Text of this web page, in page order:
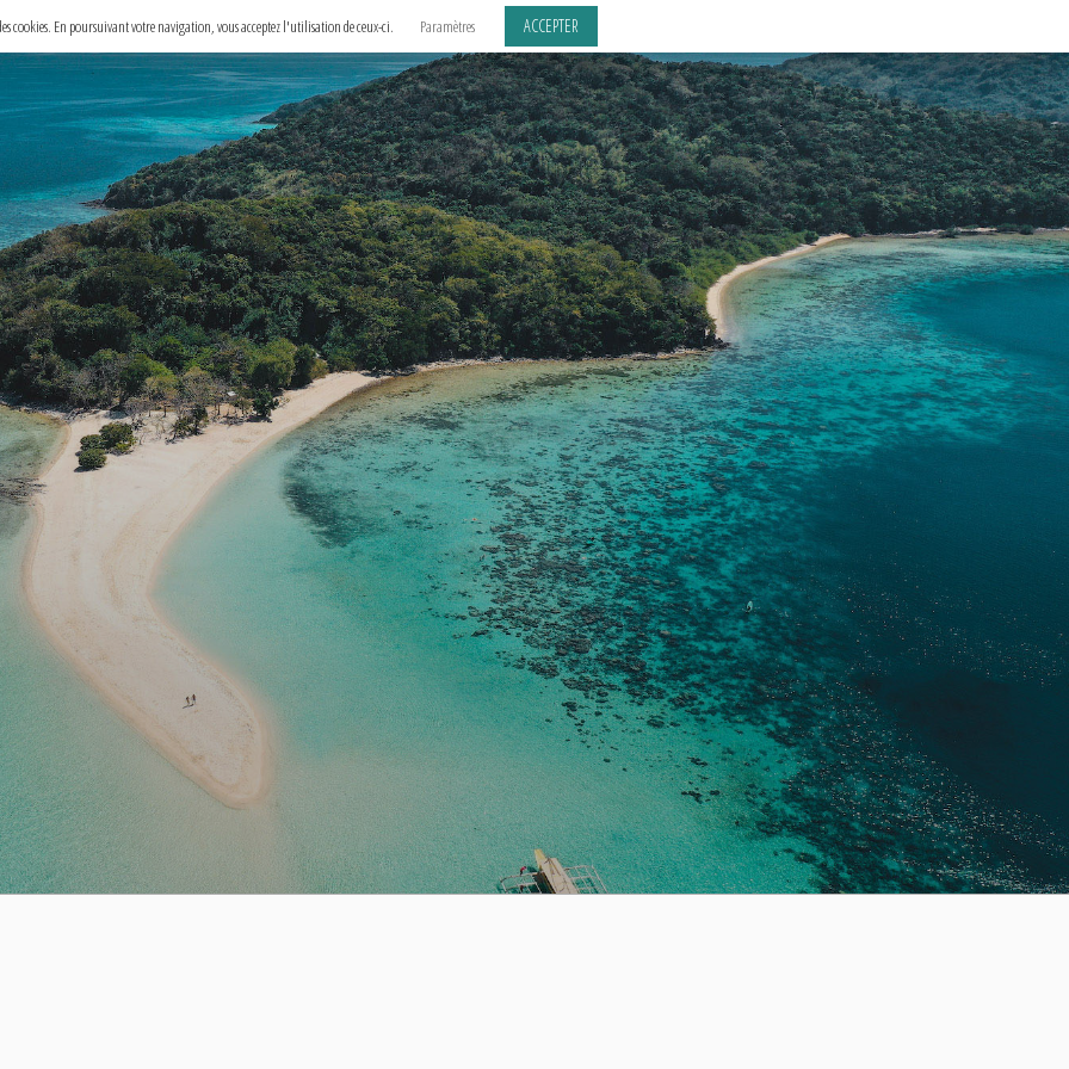
cookies. En poursuivant votre navigation, vous acceptez l'utilisation de ceux-ci. Paramètres ACCEPTER